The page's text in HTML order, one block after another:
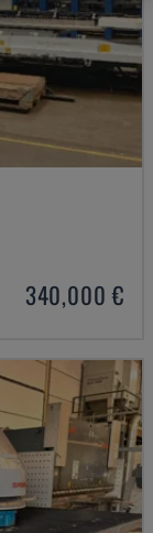
340,000 €